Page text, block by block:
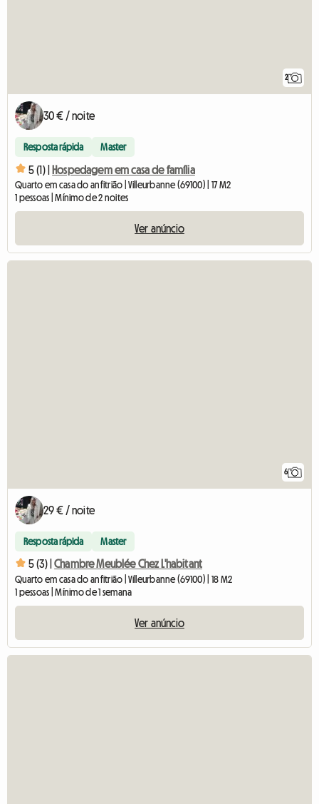
2
30 € / noite
Resposta rápida Master
5 (1) | Hospedagem em casa de família
Quarto em casa do anfitrião | Villeurbanne (69100) | 17 M2
1 pessoas | Mínimo de 2 noites
Ver anúncio
6
29 € / noite
Resposta rápida Master
5 (3) | Chambre Meublée Chez L'habitant
Quarto em casa do anfitrião | Villeurbanne (69100) | 18 M2
1 pessoas | Mínimo de 1 semana
Ver anúncio